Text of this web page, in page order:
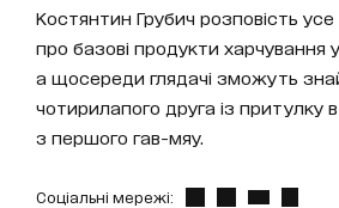
Костянтин Грубич розповість
про базові продукти
а щосереди глядачі зможуть
чотирилапого друга із притулку
з першого гав-мяу.
Соціальні мережі: